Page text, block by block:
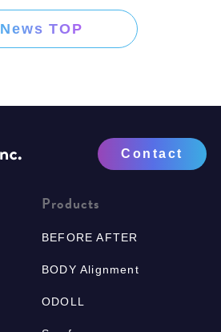
News TOP
Contact
Products
BEFORE AFTER
BODY Alignment
ODOLL